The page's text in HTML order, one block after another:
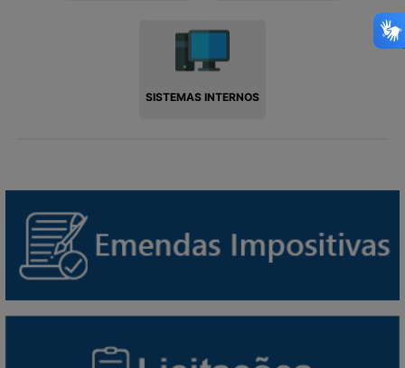
SISTEMAS INTERNOS